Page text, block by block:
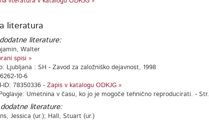
literatura
literature:
Walter
spisi »
Ljubljana : SH - Zavod za založniško dejavnost, 1998
10-6
ID: 78350336 - Zapis v katalogu ODKJG »
Umetnina v času, ko jo je mogoče tehnično reproducirati. - Str.
literature:
Jessica (ur.); Hall, Stuart (ur.)